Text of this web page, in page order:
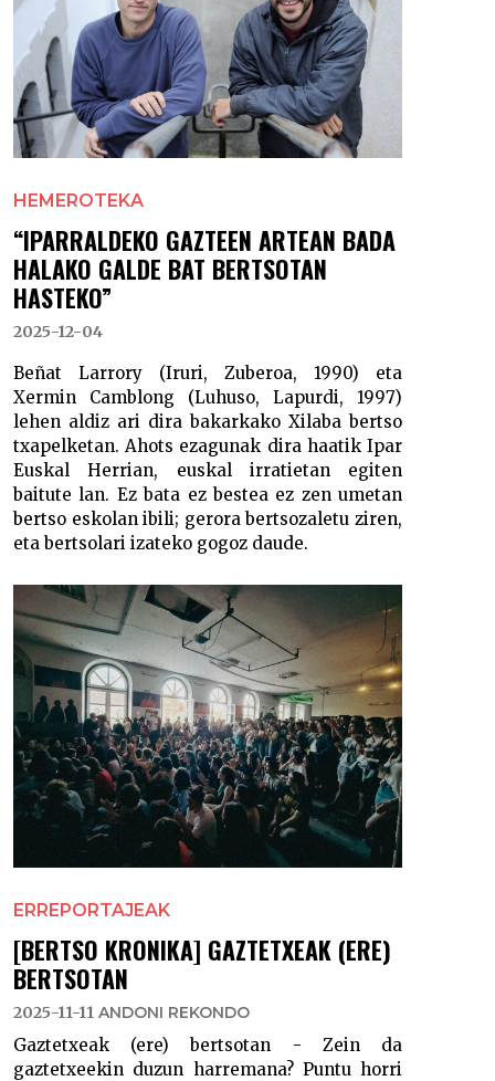
HEMEROTEKA
“IPARRALDEKO GAZTEEN ARTEAN BADA
HALAKO GALDE BAT BERTSOTAN
HASTEKO”
2025-12-04
Beñat Larrory (Iruri, Zuberoa, 1990) eta
Xermin Camblong (Luhuso, Lapurdi, 1997)
lehen aldiz ari dira bakarkako Xilaba bertso
txapelketan. Ahots ezagunak dira haatik Ipar
Euskal Herrian, euskal irratietan egiten
baitute lan. Ez bata ez bestea ez zen umetan
bertso eskolan ibili; gerora bertsozaletu ziren,
eta bertsolari izateko gogoz daude.
ERREPORTAJEAK
[BERTSO KRONIKA] GAZTETXEAK (ERE)
BERTSOTAN
2025-11-11 ANDONI REKONDO
Gaztetxeak (ere) bertsotan - Zein da
gaztetxeekin duzun harremana? Puntu horri